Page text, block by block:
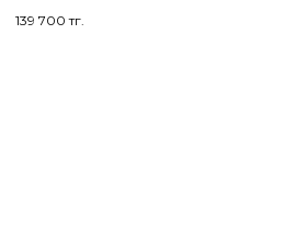
139 700 тг.